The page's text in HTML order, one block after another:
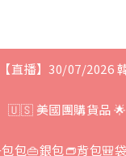
【直播】30/07/2026
🇺🇸 美國團購貨品 🌟
包👜銀包👝背包🎒